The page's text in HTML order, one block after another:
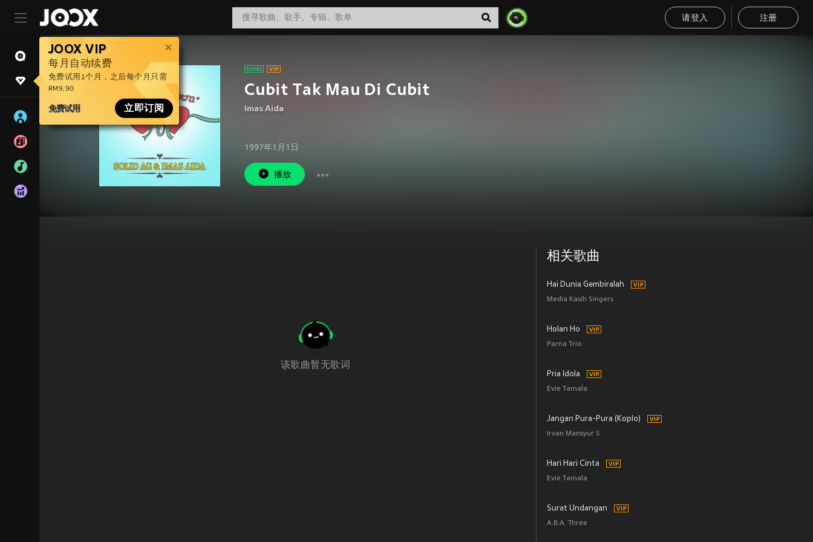
请登入 注册
JOOX VIP
每月自动续费
免费试用1个月，之后每个月只需
RM9.90
免费试用 立即订阅
Cubit Tak Mau Di Cubit
Imas Aida
1997年1月1日
播放
该歌曲暂无歌词
相关歌曲
Hai Dunia Gembiralah
Media Kasih Singers
Holan Ho
Parna Trio
Pria Idola
Evie Tamala
Jangan Pura-Pura (Koplo)
Irvan Mansyur S
Hari Hari Cinta
Evie Tamala
Surat Undangan
A.B.A. Three